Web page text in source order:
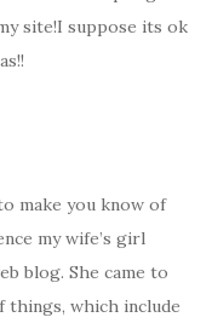
site!I suppose its ok
make you know of
my wife’s girl
blog. She came to
things, which include